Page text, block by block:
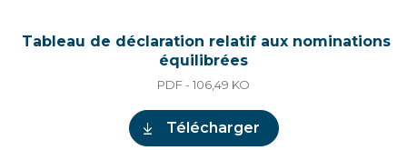
Tableau de déclaration relatif aux nominations
équilibrées
PDF - 106,49 KO
Télécharger